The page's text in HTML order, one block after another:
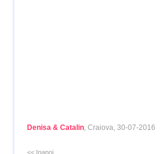
Denisa & Catalin, Craiova, 30-07-2016
<< Inapoi